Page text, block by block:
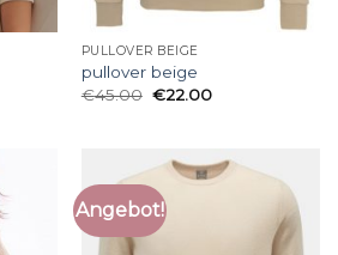
PULLOVER BEIGE
pullover beige
€45.00 €22.00
Angebot!